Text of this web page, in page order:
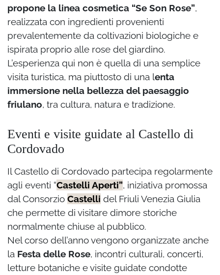
propone la linea cosmetica “Se Son Rose”,
realizzata con ingredienti provenienti
prevalentemente da coltivazioni biologiche e
ispirata proprio alle rose del giardino.
L’esperienza qui non è quella di una semplice
visita turistica, ma piuttosto di una lenta
immersione nella bellezza del paesaggio
friulano, tra cultura, natura e tradizione.
Eventi e visite guidate al Castello di
Cordovado
Il Castello di Cordovado partecipa regolarmente
agli eventi “Castelli Aperti”, iniziativa promossa
dal Consorzio Castelli del Friuli Venezia Giulia
che permette di visitare dimore storiche
normalmente chiuse al pubblico.
Nel corso dell’anno vengono organizzate anche
la Festa delle Rose, incontri culturali, concerti,
letture botaniche e visite guidate condotte